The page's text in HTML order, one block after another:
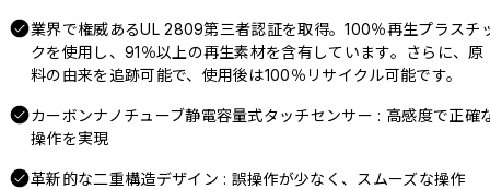
業界で権威あるUL 2809第三者認証を取得。100％再生プラスチ
クを使用し、91％以上の再生素材を含有しています。さらに、原
料の由来を追跡可能で、使用後は100％リサイクル可能です。
カーボンナノチューブ静電容量式タッチセンサー : 高感度で正確
操作を実現
革新的な二重構造デザイン : 誤操作が少なく、スムーズな操作